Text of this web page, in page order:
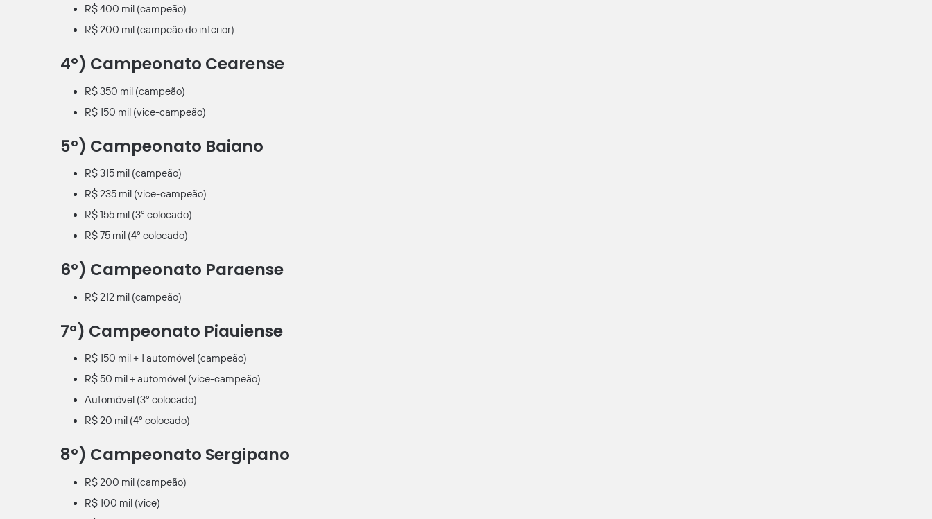
R$ 400 mil (campeão)
R$ 200 mil (campeão do interior)
4º) Campeonato Cearense
R$ 350 mil (campeão)
R$ 150 mil (vice-campeão)
5º) Campeonato Baiano
R$ 315 mil (campeão)
R$ 235 mil (vice-campeão)
R$ 155 mil (3º colocado)
R$ 75 mil (4º colocado)
6º) Campeonato Paraense
R$ 212 mil (campeão)
7º) Campeonato Piauiense
R$ 150 mil + 1 automóvel (campeão)
R$ 50 mil + automóvel (vice-campeão)
Automóvel (3º colocado)
R$ 20 mil (4º colocado)
8º) Campeonato Sergipano
R$ 200 mil (campeão)
R$ 100 mil (vice)